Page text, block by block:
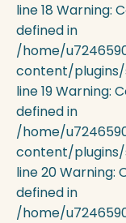
line 18 Warning:
defined in
/home/
content/
line 19 Warning:
defined in
/home/
content/
line 20 Warning:
defined in
/home/